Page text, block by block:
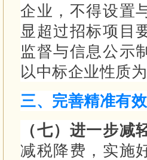
企业，不得设置
显超过招标项目
监督与信息公示
以中标企业性质
三、完善精准有
（七）进一步减
减税降费，实施